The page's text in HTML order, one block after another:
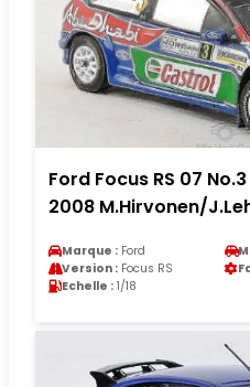
Ford Focus RS 07
2008 M.Hirvonen/
Marque : Ford
Version : Focus RS
Echelle : 1/18